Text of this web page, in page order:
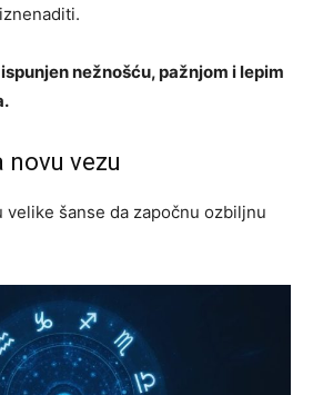
nežnošću, pažnjom i lepim
novu vezu
velike šanse da započnu ozbiljnu